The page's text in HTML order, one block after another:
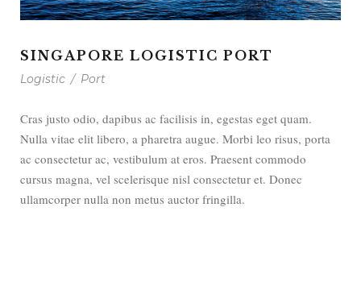
SINGAPORE LOGISTIC PORT
Logistic / Port
Cras justo odio, dapibus ac facilisis in, egestas eget quam.
Nulla vitae elit libero, a pharetra augue. Morbi leo risus, porta
ac consectetur ac, vestibulum at eros. Praesent commodo
cursus magna, vel scelerisque nisl consectetur et. Donec
ullamcorper nulla non metus auctor fringilla.